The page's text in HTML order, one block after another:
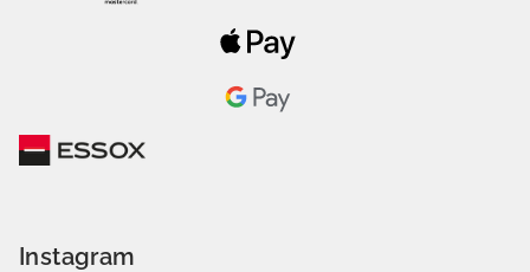
Instagram